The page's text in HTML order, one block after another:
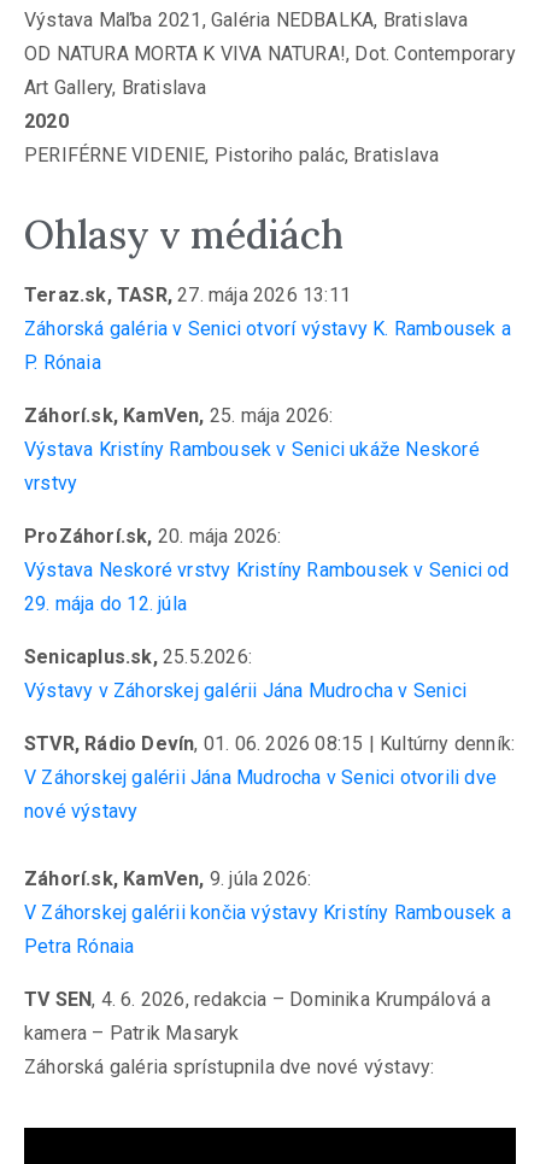
Výstava Maľba 2021, Galéria NEDBALKA, Bratislava
OD NATURA MORTA K VIVA NATURA!, Dot. Contemporary
Art Gallery, Bratislava
2020
PERIFÉRNE VIDENIE, Pistoriho palác, Bratislava
Ohlasy v médiách
Teraz.sk, TASR,27. mája 2026 13:11
Záhorská galéria v Senici otvorí výstavy K. Rambousek a
P. Rónaia
Záhorí.sk, KamVen, 25. mája 2026:
Výstava Kristíny Rambousek v Senici ukáže Neskoré
vrstvy
ProZáhorí.sk, 20. mája 2026:
Výstava Neskoré vrstvy Kristíny Rambousek v Senici od
29. mája do 12. júla
Senicaplus.sk, 25.5.2026:
Výstavy v Záhorskej galérii Jána Mudrocha v Senici
STVR, Rádio Devín, 01. 06. 2026 08:15 | Kultúrny denník:
V Záhorskej galérii Jána Mudrocha v Senici otvorili dve
nové výstavy
Záhorí.sk, KamVen, 9. júla 2026:
V Záhorskej galérii končia výstavy Kristíny Rambousek a
Petra Rónaia
TV SEN, 4. 6. 2026, redakcia – Dominika Krumpálová a
kamera – Patrik Masaryk
Záhorská galéria sprístupnila dve nové výstavy: